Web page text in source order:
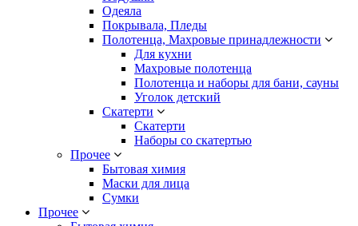
Одеяла
Покрывала, Пледы
Полотенца, Махровые принадлежности
Для кухни
Махровые полотенца
Полотенца и наборы для бани, сауны
Уголок детский
Скатерти
Скатерти
Наборы со скатертью
Прочее
Бытовая химия
Маски для лица
Сумки
Прочее